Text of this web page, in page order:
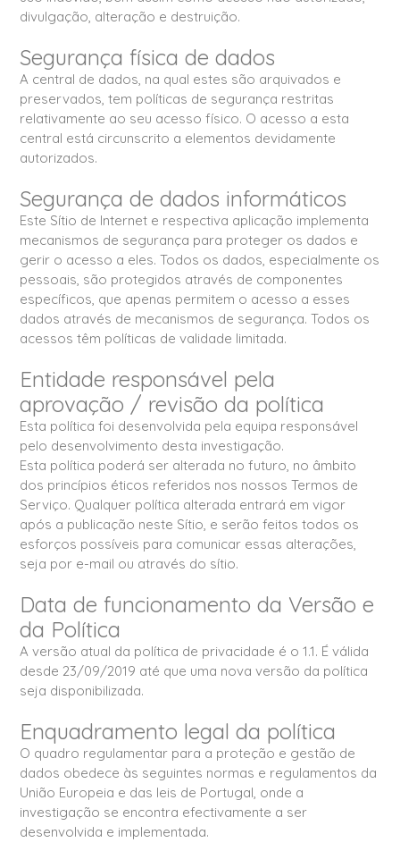
divulgação, alteração e destruição.
Segurança física de dados
A central de dados, na qual estes são arquivados e
preservados, tem políticas de segurança restritas
relativamente ao seu acesso físico. O acesso a esta
central está circunscrito a elementos devidamente
autorizados.
Segurança de dados informáticos
Este Sítio de Internet e respectiva aplicação implementa
mecanismos de segurança para proteger os dados e
gerir o acesso a eles. Todos os dados, especialmente os
pessoais, são protegidos através de componentes
específicos, que apenas permitem o acesso a esses
dados através de mecanismos de segurança. Todos os
acessos têm políticas de validade limitada.
Entidade responsável pela
aprovação / revisão da política
Esta política foi desenvolvida pela equipa responsável
pelo desenvolvimento desta investigação.
Esta política poderá ser alterada no futuro, no âmbito
dos princípios éticos referidos nos nossos Termos de
Serviço. Qualquer política alterada entrará em vigor
após a publicação neste Sítio, e serão feitos todos os
esforços possíveis para comunicar essas alterações,
seja por e-mail ou através do sítio.
Data de funcionamento da Versão e
da Política
A versão atual da política de privacidade é o 1.1. É válida
desde 23/09/2019 até que uma nova versão da política
seja disponibilizada.
Enquadramento legal da política
O quadro regulamentar para a proteção e gestão de
dados obedece às seguintes normas e regulamentos da
União Europeia e das leis de Portugal, onde a
investigação se encontra efectivamente a ser
desenvolvida e implementada.